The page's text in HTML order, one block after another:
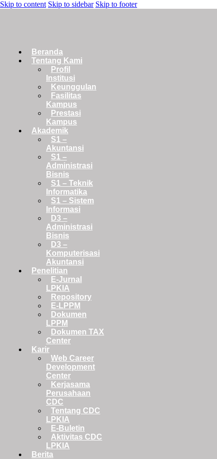
Skip to content Skip to sidebar Skip to footer
Beranda
Tentang Kami
Profil
Institusi
Keunggulan
Fasilitas
Kampus
Prestasi
Kampus
Akademik
S1 –
Akuntansi
S1 –
Administrasi
Bisnis
S1 – Teknik
Informatika
S1 – Sistem
Informasi
D3 –
Administrasi
Bisnis
D3 –
Komputerisasi
Akuntansi
Penelitian
E-Jurnal
LPKIA
Repository
E-LPPM
Dokumen
LPPM
Dokumen TAX
Center
Karir
Web Career
Development
Center
Kerjasama
Perusahaan
CDC
Tentang CDC
LPKIA
E-Buletin
Aktivitas CDC
LPKIA
Berita